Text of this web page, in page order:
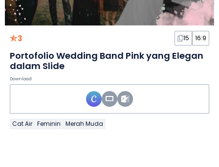
3 15 16:9
Portofolio Wedding Band Pink yang Elegan
dalam Slide
Download
Cat Air Feminin Merah Muda